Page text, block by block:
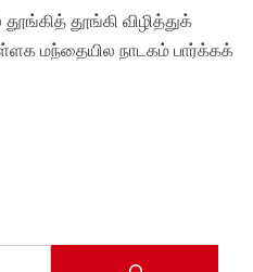
தூங்கி விழித்துக்
மந்தையில நாடகம் பார்க்கக்